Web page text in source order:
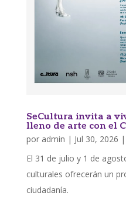
SeCultura invita a
lleno de arte con el
por admin | Jul 30, 2026 |
El 31 de julio y 1 de
culturales ofrecerán un
ciudadanía.